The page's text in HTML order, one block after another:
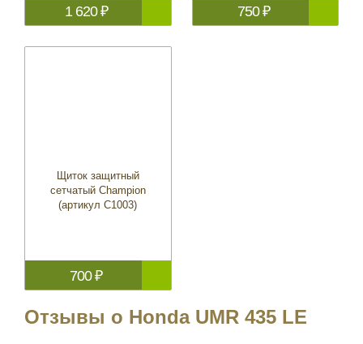
1 620 ₽ 750 ₽
Щиток защитный
сетчатый Champion
(артикул C1003)
700 ₽
Отзывы о Honda UMR 435 LE